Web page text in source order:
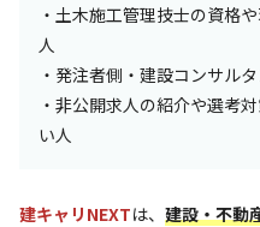
・土木施工管理技士の資格
人
・発注者側・建設コンサル
・非公開求人の紹介や選考
い人
建キャリNEXTは、 建設・不動